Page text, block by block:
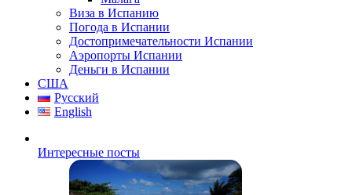
Виза в Испанию
Погода в Испании
Достопримечательности Испании
Аэропорты Испании
Деньги в Испании
США
Русский
English
Интересные посты